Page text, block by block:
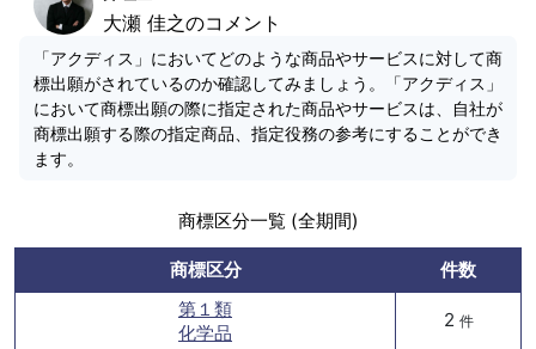
大瀬 佳之のコメント
「アクディス」においてどのような商品やサービスに対して商
標出願がされているのか確認してみましょう。「アクディス」
において商標出願の際に指定された商品やサービスは、自社が
商標出願する際の指定商品、指定役務の参考にすることができ
ます。
商標区分一覧 (全期間)
商標区分
件数
第１類
化学品
2 件